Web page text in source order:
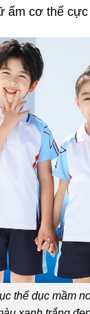
ấm cơ thể cực
thể dục mầm